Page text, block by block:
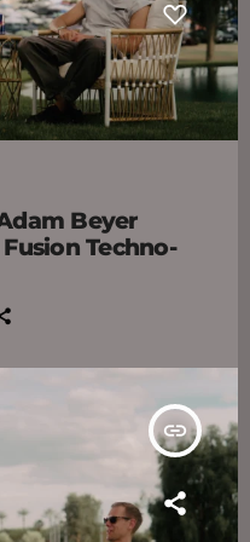
Beyer
Techno-
insert_link